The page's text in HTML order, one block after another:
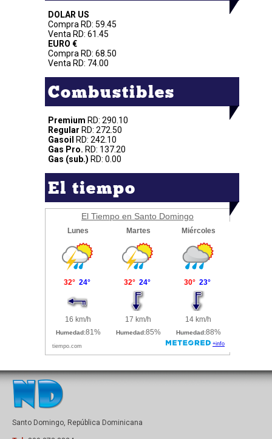
DOLAR US
Compra RD: 59.45
Venta RD: 61.45
EURO €
Compra RD: 68.50
Venta RD: 74.00
Combustibles
Premium RD: 290.10
Regular RD: 272.50
Gasoil
RD: 242.10
Gas Pro. RD: 137.20
Gas (sub.) RD: 0.00
El tiempo
El Tiempo en Santo Domingo
Santo Domingo, República Dominicana